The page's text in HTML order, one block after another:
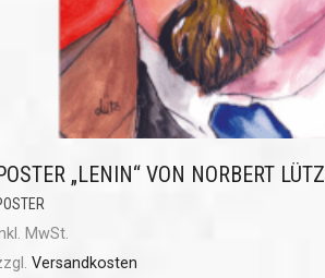
„LENIN“ VON NORBERT LÜTZ
MwSt.
Versandkosten